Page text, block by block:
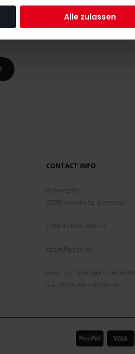
Alle zulassen
CONTACT INFO
Hofweg 96
22085 Hamburg, Germany
(+49) 40 6887 688 - 0
sport@peco.de
Mon - Fri: 10:00 AM – 06:00 PM
Sat: 10:00 AM – 02:00 PM